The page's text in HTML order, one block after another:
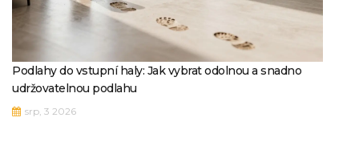
Podlahy do vstupní haly: Jak vybrat odolnou a snadno
udržovatelnou podlahu
srp, 3 2026